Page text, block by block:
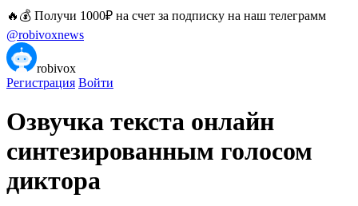
🔥💰 Получи 1000₽ на счет за подписку на наш телеграмм
@robivoxnews
robivox
Регистрация Войти
Озвучка текста онлайн
синтезированным голосом
диктора